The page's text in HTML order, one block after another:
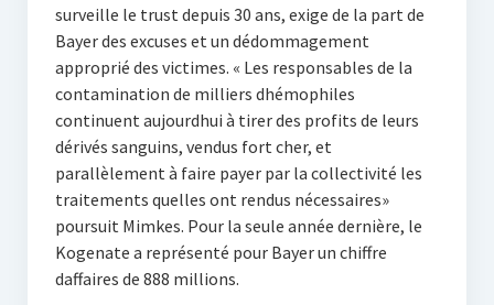
surveille le trust depuis 30 ans, exige de la part de
Bayer des excuses et un dédommagement
approprié des victimes. « Les responsables de la
contamination de milliers dhémophiles
continuent aujourdhui à tirer des profits de leurs
dérivés sanguins, vendus fort cher, et
parallèlement à faire payer par la collectivité les
traitements quelles ont rendus nécessaires»
poursuit Mimkes. Pour la seule année dernière, le
Kogenate a représenté pour Bayer un chiffre
daffaires de 888 millions.